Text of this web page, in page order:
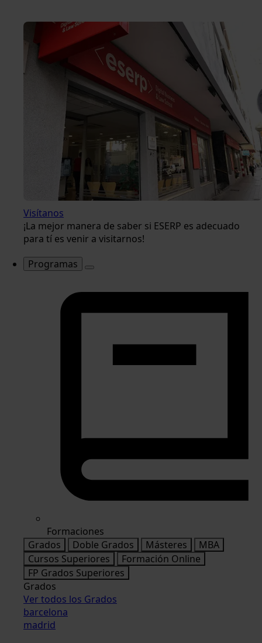
Visítanos
¡La mejor manera de saber si ESERP es adecuado
para tí es venir a visitarnos!
Programas
Formaciones
Grados
Doble Grados Másteres
MBA
Cursos Superiores
Formación Online
FP Grados Superiores
Grados
Ver todos los Grados
barcelona
madrid